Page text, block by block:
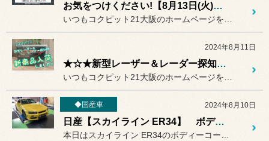
お気をつけください!【8月13日(火)から16日(金)まで店休日です】
いつもコクピット21大阪のホームページをご覧いただきまして
2024年8月11日
★☆★新型レーザー＆レーダー探知機入荷っ!!★☆★
いつもコクピット21大阪のホームページをご覧いただき誠にありがとう...
◆国産車 2024年8月10日
日産【スカイライン ER34】 ボディーコーティング・オイル交換☆
本日はスカイライン ER34のボディーコーティングとオイル交換を実...